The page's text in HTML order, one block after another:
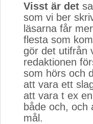
Visst är det
som vi ber
läsarna får
flesta som
gör det utifrån
redaktionen
som hörs och
att vara ett
att vara t ex
både och, och
mål.